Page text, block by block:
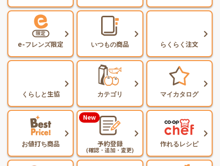
e-フレンズ限定 いつもの商品 らくらく注文
くらしと生協 カテゴリ マイカタログ
お値打ち商品 予約登録
(確認・追加・変更)
New
作れるレシピ